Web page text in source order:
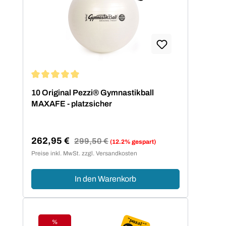
passenden Balldurchmesser zu finden,
hilft die folgende Größentabelle.
Körpergröße Balldurchmesser bis 140
10 Original Pezzi® Gymnastikball
MAXAFE - platzsicher
Verkaufspreis:
262,95 € Regulärer Preis:
299,50 € (12.2% gespart)
Preise inkl. MwSt. zzgl. Versandkosten
In den Warenkorb
%